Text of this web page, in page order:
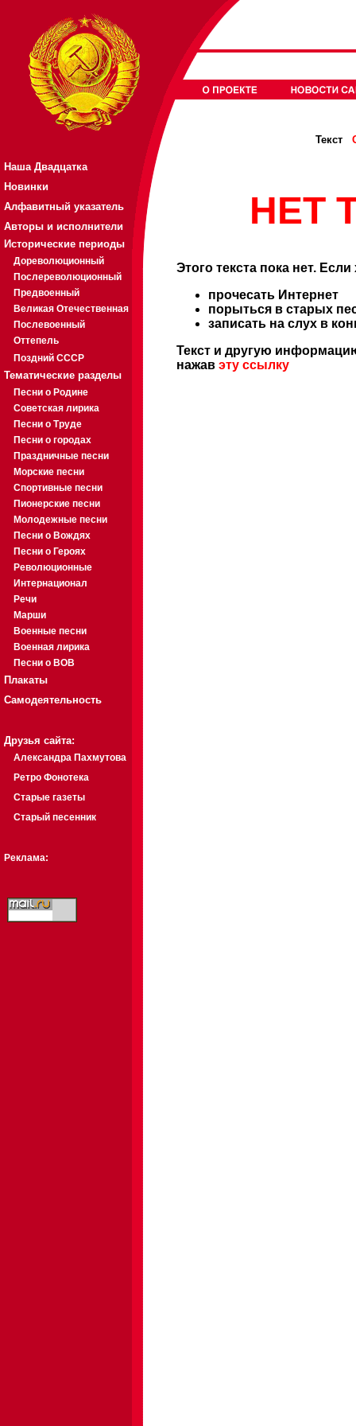
Наша Двадцатка
Новинки
Алфавитный указатель
Авторы и исполнители
Исторические периоды
Дореволюционный
Послереволюционный
Предвоенный
Великая Отечественная
Послевоенный
Оттепель
Поздний СССР
Тематические разделы
Песни о Родине
Советская лирика
Песни о Труде
Песни о городах
Праздничные песни
Морские песни
Спортивные песни
Пионерские песни
Молодежные песни
Песни о Вождях
Песни о Героях
Революционные
Интернационал
Речи
Марши
Военные песни
Военная лирика
Песни о ВОВ
Плакаты
Самодеятельность
Друзья сайта:
Александра Пахмутова
Ретро Фонотека
Старые газеты
Старый песенник
Реклама:
Текст
НЕТ
Этого текста пока нет.
прочесать Интернет
порыться в старых
записать на слух в
Текст и другую
нажав эту ссылку